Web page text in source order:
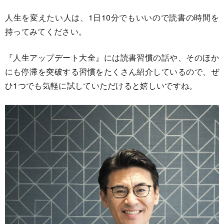
人生を変えたい人は、1日10分でもいいので読書の時間を
持ってみてください。
『人生アップデート大全』には読書習慣の話や、そのほか
にも停滞を突破する習慣をたくさん紹介しているので、ぜ
ひ1つでも気軽に試していただけると嬉しいですね。